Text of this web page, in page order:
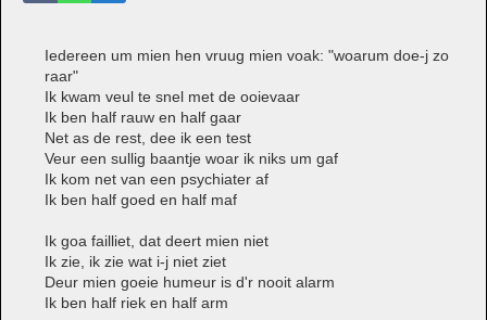
Iedereen um mien hen vruug mien voak: "woarum doe-j zo
raar"
Ik kwam veul te snel met de ooievaar
Ik ben half rauw en half gaar
Net as de rest, dee ik een test
Veur een sullig baantje woar ik niks um gaf
Ik kom net van een psychiater af
Ik ben half goed en half maf
Ik goa failliet, dat deert mien niet
Ik zie, ik zie wat i-j niet ziet
Deur mien goeie humeur is d'r nooit alarm
Ik ben half riek en half arm